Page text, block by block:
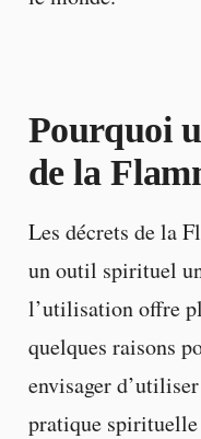
Pourquoi
de la
Les décrets de la
un outil spirituel
l’utilisation offre
quelques raisons
envisager
pratique